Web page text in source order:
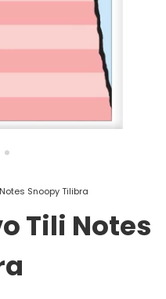
Snoopy Tilibra
Tili Notes